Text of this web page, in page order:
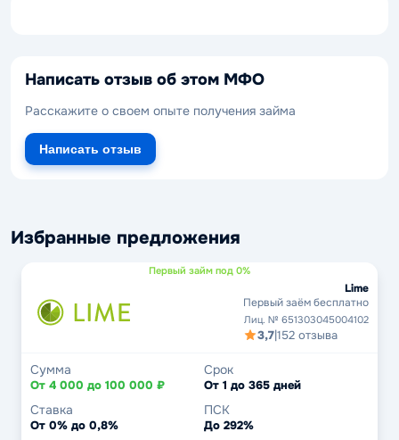
Написать отзыв об этом МФО
Расскажите о своем опыте получения займа
Написать отзыв
Избранные предложения
Первый займ под 0%
Lime
Первый заём бесплатно
Лиц. № 651303045004102
3,7|152 отзыва
Сумма
От 4 000 до 100 000 ₽
Срок
От 1 до 365 дней
Ставка
От 0% до 0,8%
ПСК
До 292%